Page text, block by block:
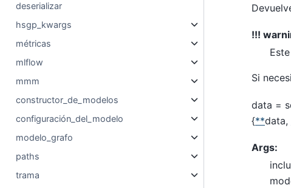
deserializar
hsgp_kwargs
métricas
mlflow
mmm
constructor_de_modelos
configuración_del_modelo
modelo_grafo
paths
trama
!!!
Si
data =
{**data,
Args: